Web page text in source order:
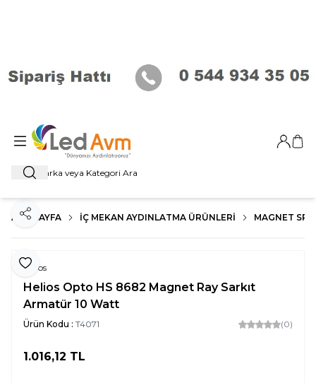
Ara
Giriş
ANA SAYFA İÇ MEKAN AYDINLATMA ÜRÜNLERI MAGNET
Favoriye Ekle
Paylaş
Helios
Helios Opto HS 8682 Magnet Ray Sarkıt
Armatür 10 Watt
Ürün Kodu : T4071 (0)
1.016,12 TL